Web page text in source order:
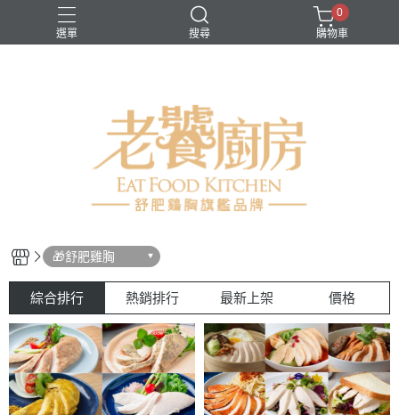
選單 搜尋
舒肥雞胸 蔬菜類
0
購物車
🎁舒肥雞胸
綜合排行 熱銷排行 最新上架 價格